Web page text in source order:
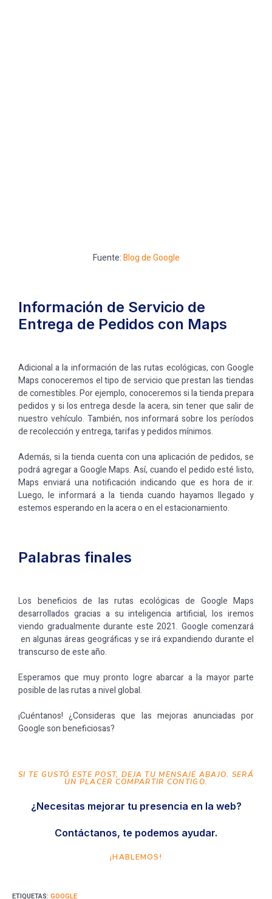
Fuente:Blog de Google
Información de Servicio de
Entrega de Pedidos con Maps
Adicional a la información de las rutas ecológicas, con Google
Maps conoceremos el tipo de servicio que prestan las tiendas
de comestibles. Por ejemplo, conoceremos si la tienda prepara
pedidos y si los entrega desde la acera, sin tener que salir de
nuestro vehículo. También, nos informará sobre los períodos
de recolección y entrega, tarifas y pedidos mínimos.
Además, si la tienda cuenta con una aplicación de pedidos, se
podrá agregar a Google Maps. Así, cuando el pedido esté listo,
Maps enviará una notificación indicando que es hora de ir.
Luego, le informará a la tienda cuando hayamos llegado y
estemos esperando en la acera o en el estacionamiento.
Palabras finales
Los beneficios de las rutas ecológicas de Google Maps
desarrollados gracias a su inteligencia artificial, los iremos
viendo gradualmente durante este 2021. Google comenzará
en algunas áreas geográficas y se irá expandiendo durante el
transcurso de este año.
Esperamos que muy pronto logre abarcar a la mayor parte
posible de las rutas a nivel global.
¡Cuéntanos! ¿Consideras que las mejoras anunciadas por
Google son beneficiosas?
SI TE GUSTÓ ESTE POST, DEJA TU MENSAJE ABAJO. SERÁ
UN PLACER COMPARTIR CONTIGO.
¿Necesitas mejorar tu presencia en la web?
Contáctanos, te podemos ayudar.
¡HABLEMOS!
ETIQUETAS: GOOGLE